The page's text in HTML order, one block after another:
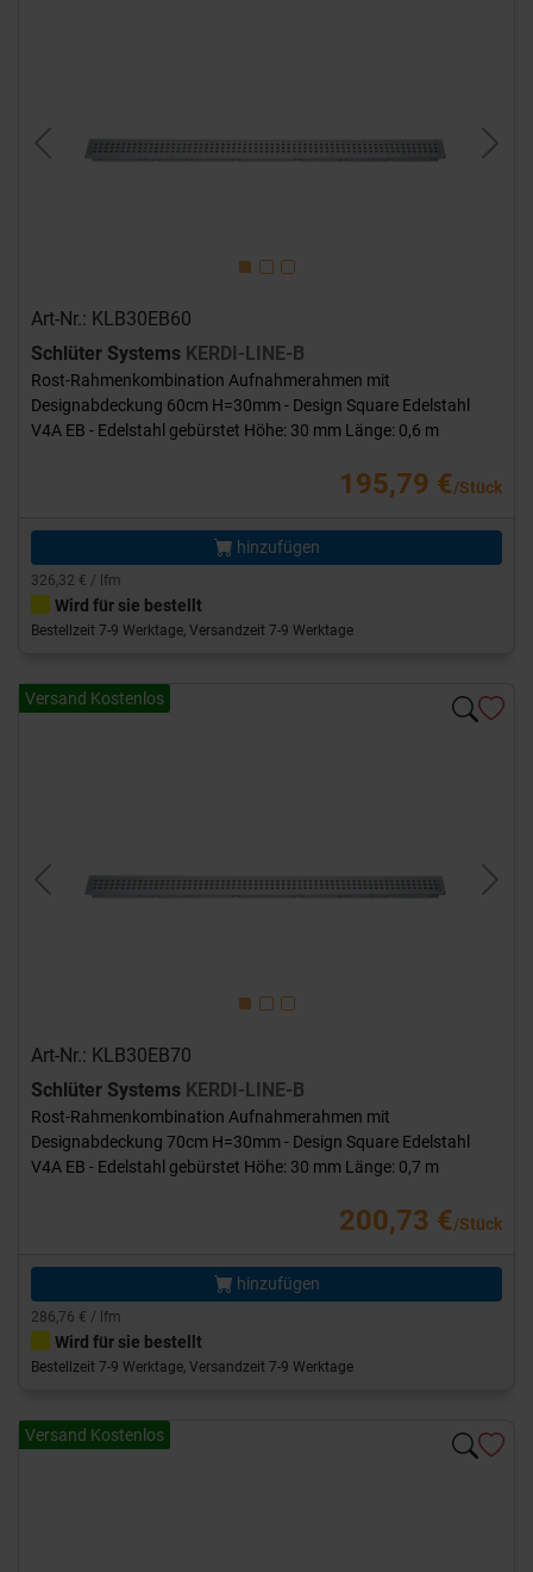
Previous Next
Art-Nr.: KLB30EB60
Schlüter Systems KERDI-LINE-B
Rost-Rahmenkombination Aufnahmerahmen mit
Designabdeckung 60cm H=30mm - Design Square Edelstahl
V4A EB - Edelstahl gebürstet Höhe: 30 mm Länge: 0,6 m
195,79 €/Stück
hinzufügen
326,32 € / lfm
Wird für sie bestellt
Bestellzeit 7-9 Werktage, Versandzeit 7-9 Werktage
Versand Kostenlos
Previous Next
Art-Nr.: KLB30EB70
Schlüter Systems KERDI-LINE-B
Rost-Rahmenkombination Aufnahmerahmen mit
Designabdeckung 70cm H=30mm - Design Square Edelstahl
V4A EB - Edelstahl gebürstet Höhe: 30 mm Länge: 0,7 m
200,73 €/Stück
hinzufügen
286,76 € / lfm
Wird für sie bestellt
Bestellzeit 7-9 Werktage, Versandzeit 7-9 Werktage
Versand Kostenlos